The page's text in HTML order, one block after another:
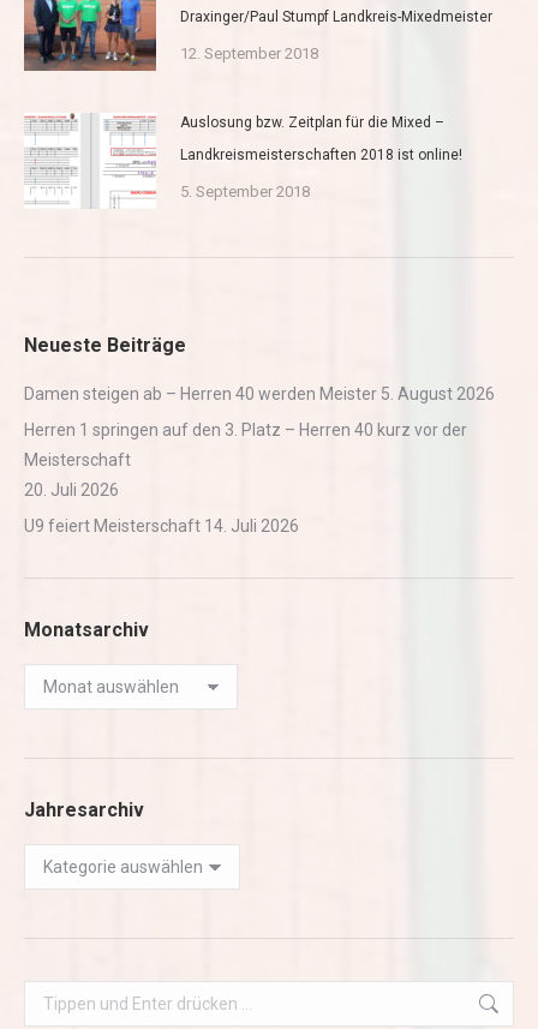
Draxinger/Paul Stumpf Landkreis-Mixedmeister
12. September 2018
Auslosung bzw. Zeitplan für die Mixed –
Landkreismeisterschaften 2018 ist online!
5. September 2018
Neueste Beiträge
Damen steigen ab – Herren 40 werden Meister 5. August 2026
Herren 1 springen auf den 3. Platz – Herren 40 kurz vor der
Meisterschaft
20. Juli 2026
U9 feiert Meisterschaft 14. Juli 2026
Monatsarchiv
Monatsarchiv
Jahresarchiv
Jahresarchiv
Search: